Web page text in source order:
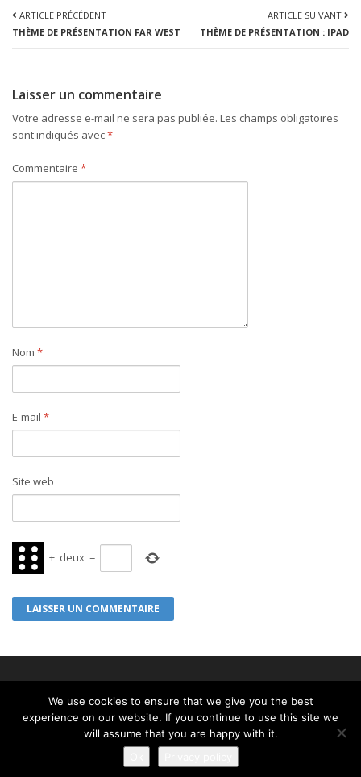
ARTICLE PRÉCÉDENT
THÈME DE PRÉSENTATION FAR WEST
ARTICLE SUIVANT
THÈME DE PRÉSENTATION : IPAD
Laisser un commentaire
Votre adresse e-mail ne sera pas publiée. Les champs obligatoires
sont indiqués avec*
Commentaire *
Nom *
E-mail *
Site web
+ deux =
Cookies, Privacy Policy, Templates License
We use cookies to ensure that we give you the best
experience on our website. If you continue to use this site we
will assume that you are happy with it.